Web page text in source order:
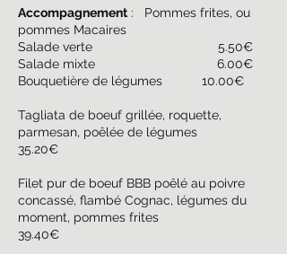
Accompagnement : Pommes frites, ou
pommes Macaires
Salade verte 5.50€
Salade mixte 6.00€
Bouquetière de légumes
10.00€
Tagliata de boeuf grillée, roquette,
parmesan, poêlée de légumes
35.20€
Filet pur de boeuf BBB poêlé au poivre
concassé, flambé Cognac, légumes du
moment, pommes frites
39.40€